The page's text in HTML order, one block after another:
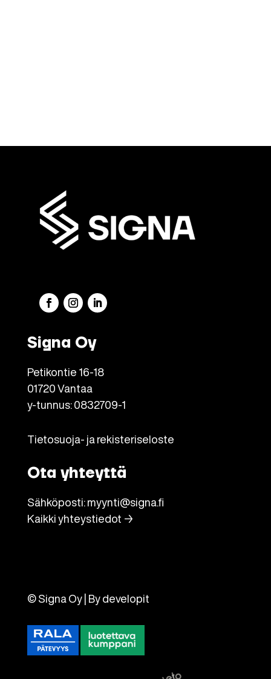
Signa Oy
Petikontie 16-18
01720 Vantaa
y-tunnus: 0832709-1
Tietosuoja- ja rekisteriseloste
Ota yhteyttä
Sähköposti: myynti@signa.fi
Kaikki yhteystiedot →
© Signa Oy | By developit